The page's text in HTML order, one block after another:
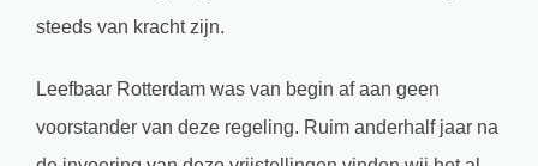
steeds van kracht zijn.
Leefbaar Rotterdam was van begin af aan geen
voorstander van deze regeling. Ruim anderhalf jaar na